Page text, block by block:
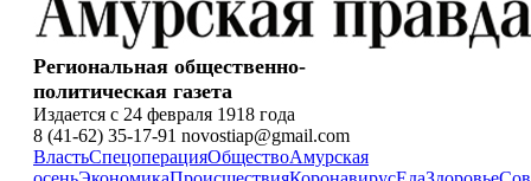
Региональная общественно-
политическая газета
Издается с 24 февраля 1918 года
8 (41-62) 35-17-91 novostiap@gmail.com
ВластьСпецоперацияОбществоАмурская